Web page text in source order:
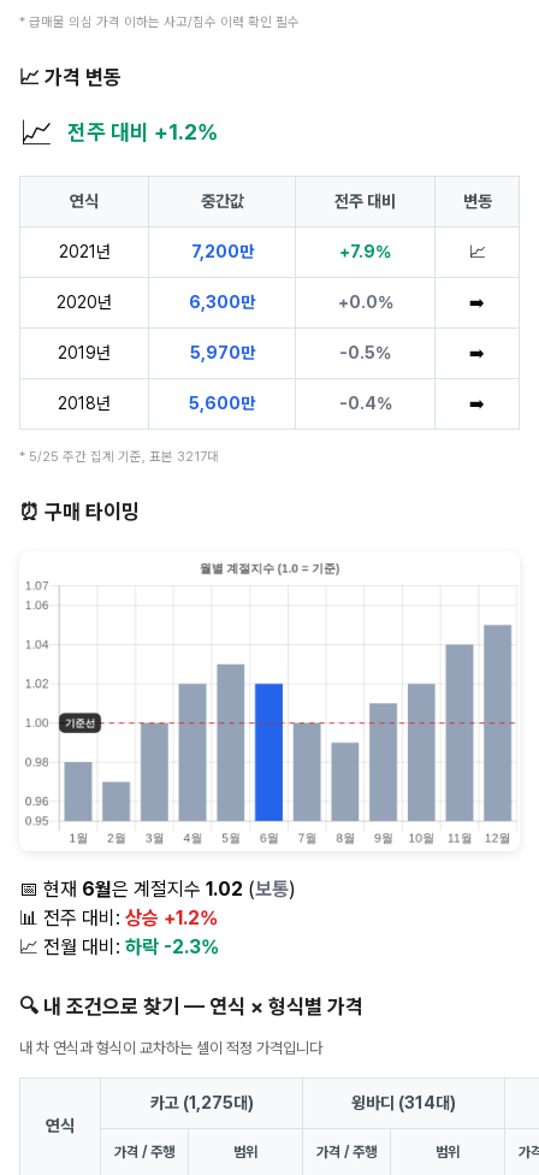
* 급매물 의심 가격 이하는 사고/침수 이력 확인 필수
📈 가격 변동
📈 전주 대비 +1.2%
연식 중간값 전주 대비 변동
2021년 7,200만 +7.9% 📈
2020년 6,300만 +0.0% ➡️
2019년 5,970만 -0.5% ➡️
2018년 5,600만 -0.4% ➡️
* 5/25 주간 집계 기준, 표본 3217대
⏰ 구매 타이밍
📅 현재 6월은 계절지수 1.02 (보통)
📊 전주 대비: 상승 +1.2%
📈 전월 대비: 하락 -2.3%
🔍 내 조건으로 찾기 — 연식 × 형식별 가격
내 차 연식과 형식이 교차하는 셀이 적정 가격입니다
연식
카고 (1,275대) 윙바디 (314대)
가격 / 주행 범위 가격 / 주행 범위 가